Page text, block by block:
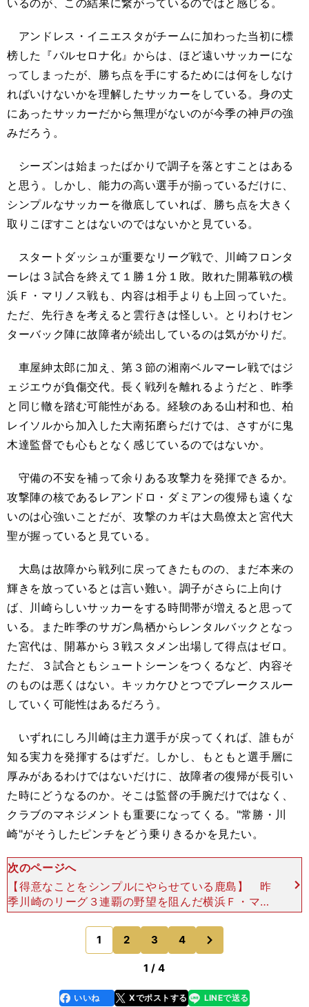
いるのが、この結果に繋がっているのではと感じる。
アンドレス・イニエスタがチームに加わった当初に標
榜した『バルセロナ化』からは、ほど遠いサッカーにな
ってしまったが、勝ち点を手にするためには何をしなけ
ればいけないかを理解したサッカーをしている。身の丈
にあったサッカーだから無理がないのが今季の神戸の強
みだろう。
シーズンは始まったばかりで調子を落とすことはある
と思う。しかし、能力の高い選手が揃っているだけに、
シンプルなサッカーを徹底していれば、勝ち点を大きく
取りこぼすことはないのではないかと見ている。
スタートダッシュが重要なリーグ戦で、川崎フロンタ
ーレは３試合を終えて１勝１分１敗。敗れた開幕戦の横
浜Ｆ・マリノス戦も、内容は相手よりも上回っていた。
ただ、先行きを考えると雲行きは怪しい。とりわけセン
ターバック陣に故障者が続出しているのは気がかりだ。
車屋紳太郎に加え、第３節の湘南ベルマーレ戦ではジ
ェジエウが負傷交代。長く戦列を離れるようだと、昨季
と同じ轍を踏む可能性がある。経験のある山村和也、柏
レイソルから加入した大南拓磨らだけでは、さすがに鬼
木達監督でも心もとなく感じているのではないか。
守備の不安を補って余りある攻撃力を発揮できるか。
攻撃陣の核であるレアンドロ・ダミアンの復帰も遠くな
いのは心強いことだが、攻撃のカギは大島僚太と宮代大
聖が握っていると見ている。
大島は故障から戦列に戻ってきたものの、まだ本来の
輝きを放っているとは言い難い。調子がさらに上向け
ば、川崎らしいサッカーをする時間帯が増えると思って
いる。また昨季のサガン鳥栖からレンタルバックとなっ
た宮代は、開幕から３戦スタメン出場して得点はゼロ。
ただ、３試合ともシュートシーンをつくるなど、内容そ
のものは悪くはない。キッカケひとつでブレークスルー
していく可能性はあるだろう。
いずれにしろ川崎は主力選手が戻ってくれば、誰もが
知る実力を発揮するはずだ。しかし、もともと選手層に
厚みがあるわけではないだけに、故障者の復帰が長引い
た時にどうなるのか。そこは監督の手腕だけではなく、
クラブのマネジメントも重要になってくる。"常勝・川
崎"がそうしたピンチをどう乗りきるかを見たい。
次のページへ
【得意なことをシンプルにやらせている鹿島】 昨
季川崎のリーグ３連覇の野望を阻んだ横浜Ｆ・マリ
ノスは、昨季MVPの岩田智輝（現セルティック）
が抜けたものの、センターラインにその影響はほぼ
感じない。CB
1 2 3 4
のページへ
1 / 4
faceboo
k
いいね Xでポストする
line LINEで送る